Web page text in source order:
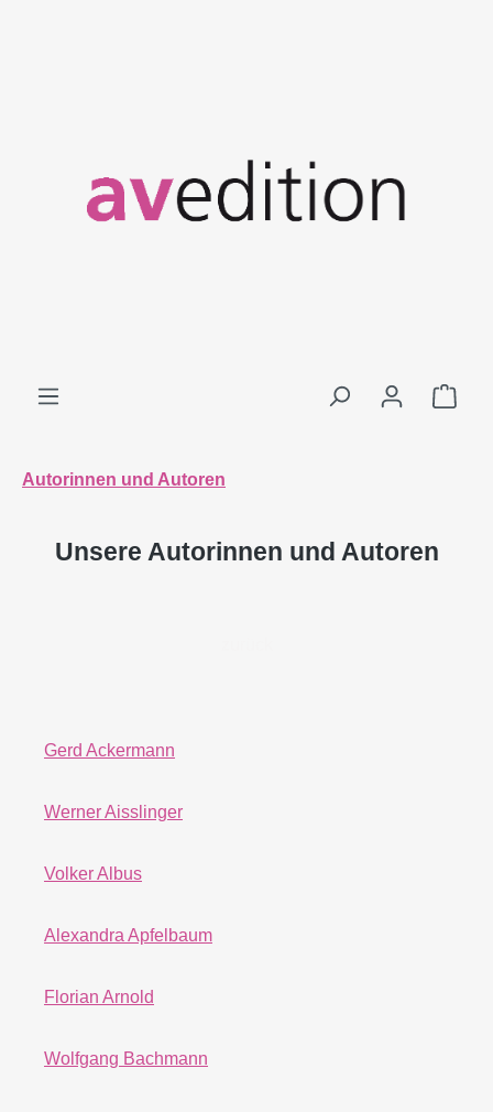
Autorinnen und Autoren
Unsere Autorinnen und Autoren
Gerd Ackermann
Werner Aisslinger
Volker Albus
Alexandra Apfelbaum
Florian Arnold
Wolfgang Bachmann